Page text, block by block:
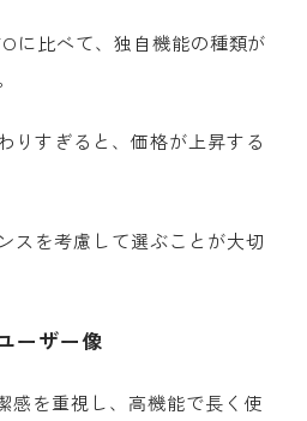
に比べて、独自機能の種類が
りすぎると、価格が上昇する
スを考慮して選ぶことが大切
ーザー像
感を重視し、高機能で長く使